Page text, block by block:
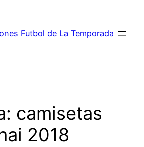
Futbol de La Temporada
camisetas
2018